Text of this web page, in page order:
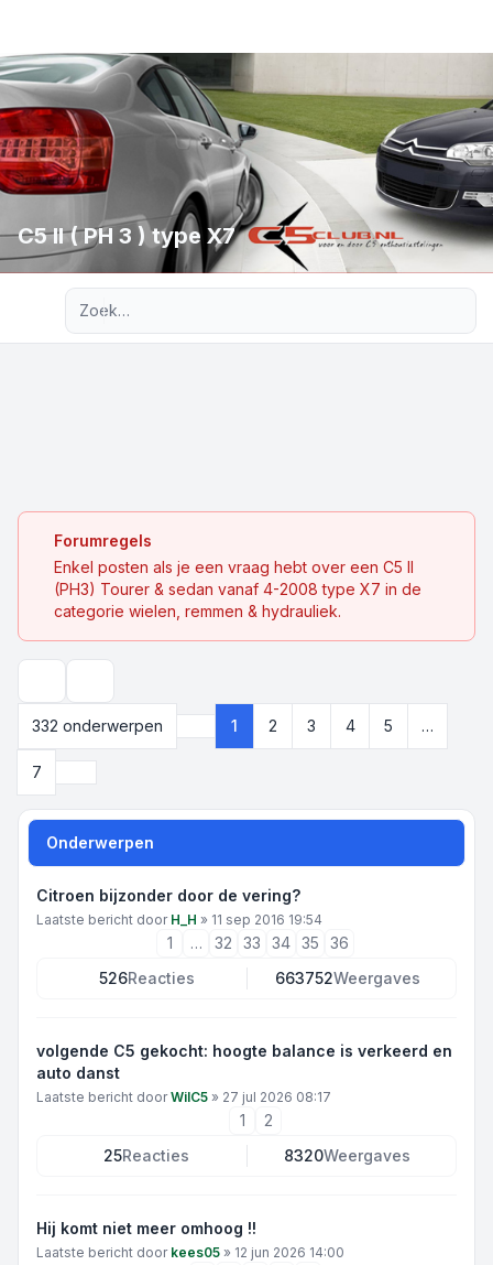
C5 II ( PH 3 ) type X7
Forumregels
Enkel posten als je een vraag hebt over een C5 II
(PH3) Tourer & sedan vanaf 4-2008 type X7 in de
categorie wielen, remmen & hydrauliek.
332 onderwerpen
Pagina van
1 2 3 4 5 …
7
Onderwerpen
Citroen bijzonder door de vering?
Laatste bericht door H_H » 11 sep 2016 19:54
1 … 32 33 34 35
36
526Reacties 663752Weergaves
volgende C5 gekocht: hoogte balance is verkeerd en
auto danst
Laatste bericht doorWilC5 » 27 jul 2026 08:17
1
2
25Reacties 8320Weergaves
Hij komt niet meer omhoog !!
Laatste bericht door kees05 » 12 jun 2026 14:00